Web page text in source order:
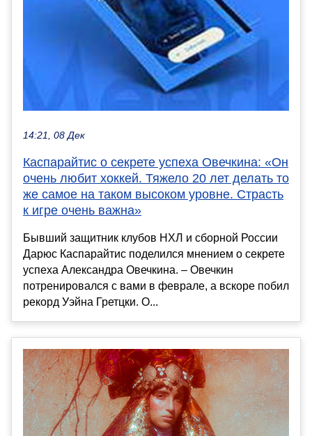
14:21, 08 Дек
Каспарайтис о секрете успеха Овечкина: «Он
очень любит хоккей. Тяжело 20 лет делать то
же самое на таком высоком уровне. Страсть
к игре очень важна»
Бывший защитник клубов НХЛ и сборной России
Дарюс Каспарайтис поделился мнением о секрете
успеха Александра Овечкина. – Овечкин
потренировался с вами в феврале, а вскоре побил
рекорд Уэйна Гретцки. О...